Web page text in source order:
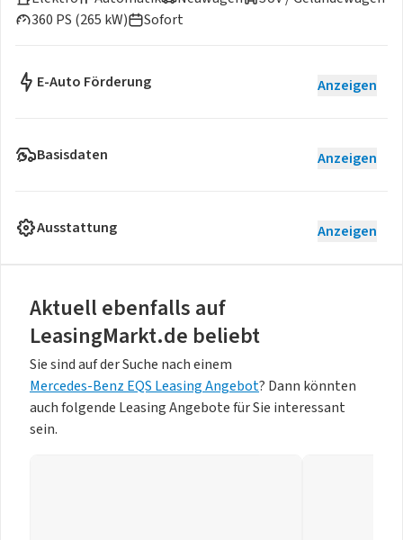
360 PS (265 kW)
Sofort
E-Auto Förderung Anzeigen
Basisdaten Anzeigen
Ausstattung Anzeigen
Aktuell ebenfalls auf
LeasingMarkt.de beliebt
Sie sind auf der Suche nach einem
Mercedes-Benz EQS Leasing Angebot? Dann könnten
auch folgende Leasing Angebote für Sie interessant
sein.